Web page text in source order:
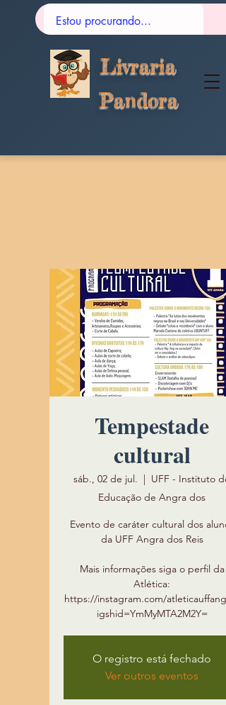
Livraria
Pandora
Tempestade
cultural
sáb., 02 de jul.
  |
UFF - Instituto de
Educação de Angra dos
Evento de caráter cultural dos
da UFF Angra dos Reis
Mais informações siga o perfil da
Atlética:
https://instagram.com/
igshid=YmMyMTA2M2Y=
O registro está fechado
Ver outros eventos